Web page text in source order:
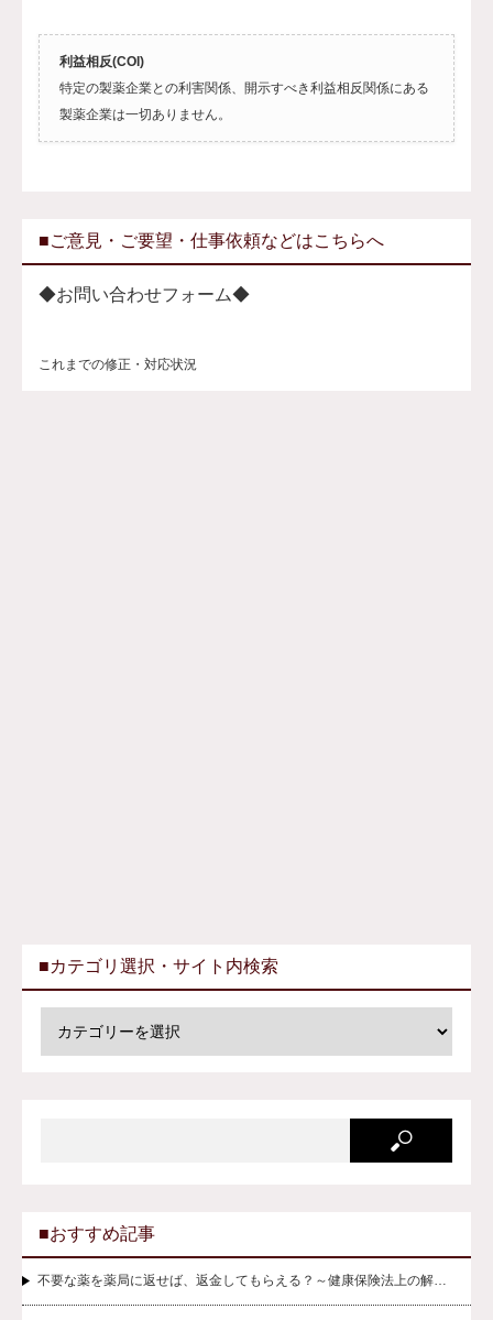
利益相反(COI)
特定の製薬企業との利害関係、開示すべき利益相反関係にある
製薬企業は一切ありません。
■ご意見・ご要望・仕事依頼などはこちらへ
◆お問い合わせフォーム◆
これまでの修正・対応状況
■カテゴリ選択・サイト内検索
■おすすめ記事
不要な薬を薬局に返せば、返金してもらえる？～健康保険法上の解…